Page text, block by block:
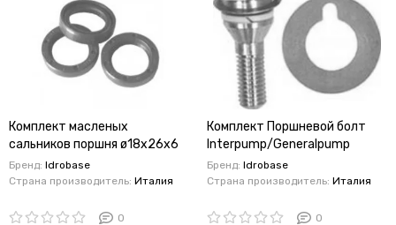
Комплект масленых
сальников поршня ø18x26x6
Interpump/Generalpump
серии 63
Бренд: Idrobase
Страна производитель: Италия
0
Комплект Поршневой болт
Interpump/Generalpump
серии 47-48 ø20
Бренд: Idrobase
Страна производитель: Италия
0